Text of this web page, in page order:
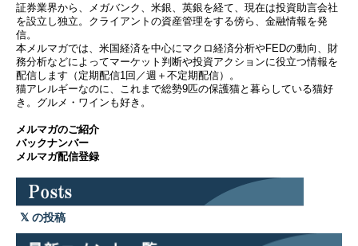
証券業界から、メガバンク、米銀、英銀を経て、現在は投資助言会社
を設立し独立。クライアントの資産管理をする傍ら、金融情報を発
信。
本メルマガでは、米国経済を中心にマクロ経済分析やFEDの動向、財
務分析などによってマーケット判断や投資アクションに役立つ情報を
配信します（定期配信1回／週＋不定期配信）。
猫アレルギーなのに、これまで総勢9匹の保護猫と暮らしている猫好
き。グルメ・ワインも好き。
メルマガのご紹介
バックナンバー
メルマガ配信登録
の投稿